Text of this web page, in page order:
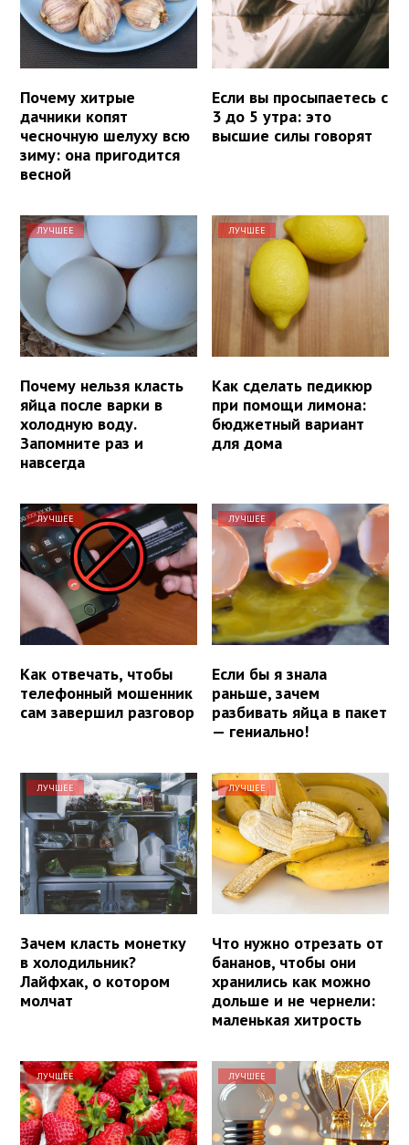
Почему хитрые
дачники копят
чесночную шелуху всю
зиму: она пригодится
весной
Если вы просыпаетесь с
3 до 5 утра: это
высшие силы говорят
ЛУЧШЕЕ
Почему нельзя класть
яйца после варки в
холодную воду.
Запомните раз и
навсегда
ЛУЧШЕЕ
Как сделать педикюр
при помощи лимона:
бюджетный вариант
для дома
ЛУЧШЕЕ
Как отвечать, чтобы
телефонный мошенник
сам завершил разговор
ЛУЧШЕЕ
Если бы я знала
раньше, зачем
разбивать яйца в пакет
— гениально!
ЛУЧШЕЕ
Зачем класть монетку
в холодильник?
Лайфхак, о котором
молчат
ЛУЧШЕЕ
Что нужно отрезать от
бананов, чтобы они
хранились как можно
дольше и не чернели:
маленькая хитрость
ЛУЧШЕЕ ЛУЧШЕЕ